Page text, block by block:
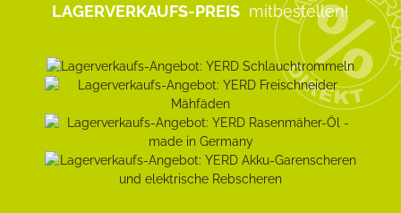
LAGERVERKAUFS-PREIS mitbestellen!